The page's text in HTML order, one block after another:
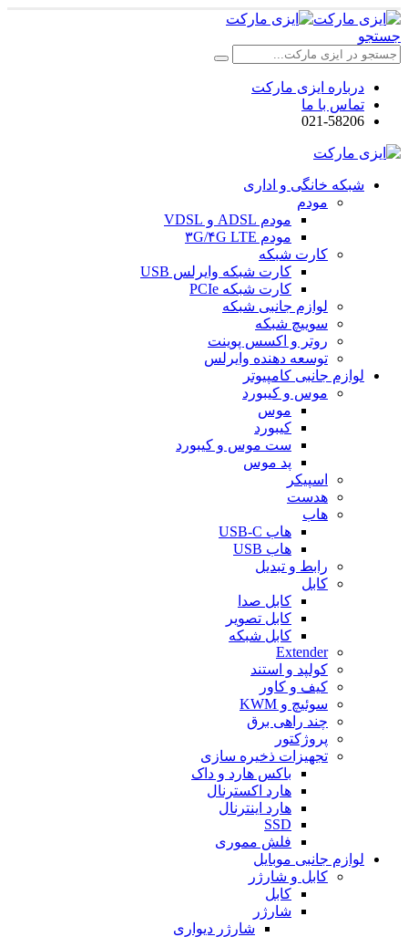
جستجو
درباره ایزی مارکت
تماس با ما
021-58206
شبکه خانگی و اداری
مودم
مودم ADSL و VDSL
مودم ۳G/۴G LTE
کارت شبکه
کارت شبکه وایرلس USB
کارت شبکه PCIe
لوازم جانبی شبکه
سوییچ شبکه
روتر و اکسس پوینت
توسعه دهنده وایرلس
لوازم جانبی کامپیوتر
موس و کیبورد
موس
کیبورد
ست موس و کیبورد
پد موس
اسپیکر
هدست
هاب
هاب USB-C
هاب USB
رابط و تبدیل
کابل
کابل صدا
کابل تصویر
کابل شبکه
Extender
کولپد و استند
کیف و کاور
سوئیچ و KWM
چند راهی برق
پروژکتور
تجهیزات ذخیره سازی
باکس هارد و داک
هارد اکسترنال
هارد اینترنال
SSD
فلش مموری
لوازم جانبی موبایل
کابل و شارژر
کابل
شارژر
شارژر دیواری